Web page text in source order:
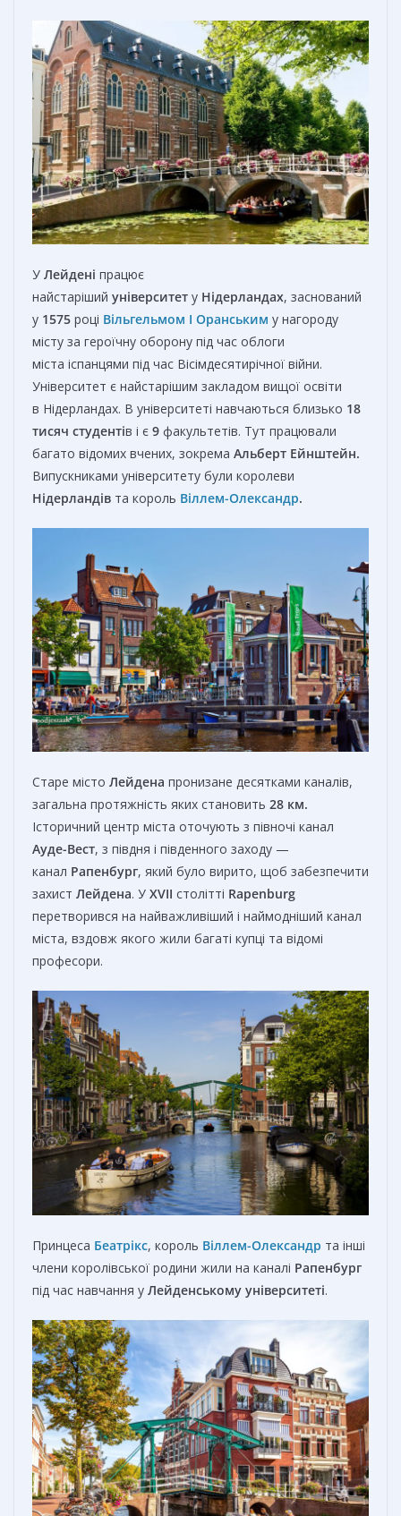
У Лейдені працює
найстаріший університет у Нідерландах, заснований
у 1575 році Вільгельмом I Оранським у нагороду
місту за героїчну оборону під час облоги
міста іспанцями під час Вісімдесятирічної війни.
Університет є найстарішим закладом вищої освіти
в Нідерландах. В університеті навчаються близько 18
тисяч студентів і є 9 факультетів. Тут працювали
багато відомих вчених, зокрема Альберт Ейнштейн.
Випускниками університету були королеви
Нідерландів та король Віллем-Олександр.
Старе місто Лейдена пронизане десятками каналів,
загальна протяжність яких становить 28 км.
Історичний центр міста оточують з півночі канал
Ауде-Вест, з півдня і південного заходу —
канал Рапенбург, який було вирито, щоб забезпечити
захист Лейдена. У XVII столітті Rapenburg
перетворився на найважливіший і наймодніший канал
міста, вздовж якого жили багаті купці та відомі
професори.
Принцеса Беатрікс, король Віллем-Олександр та інші
члени королівської родини жили на каналі Рапенбург
під час навчання у Лейденському університеті.